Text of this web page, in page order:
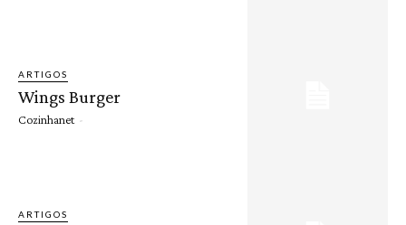
ARTIGOS
Wings Burger
Cozinhanet -
ARTIGOS